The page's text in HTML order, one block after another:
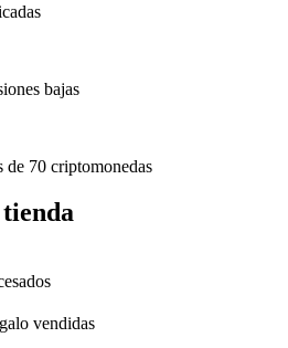
bajas
de 70 criptomonedas
vendidas